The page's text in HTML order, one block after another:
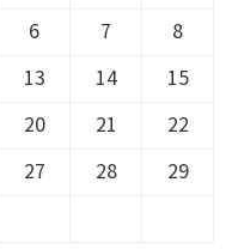
6 7 8
13 14 15
20 21 22
27 28 29